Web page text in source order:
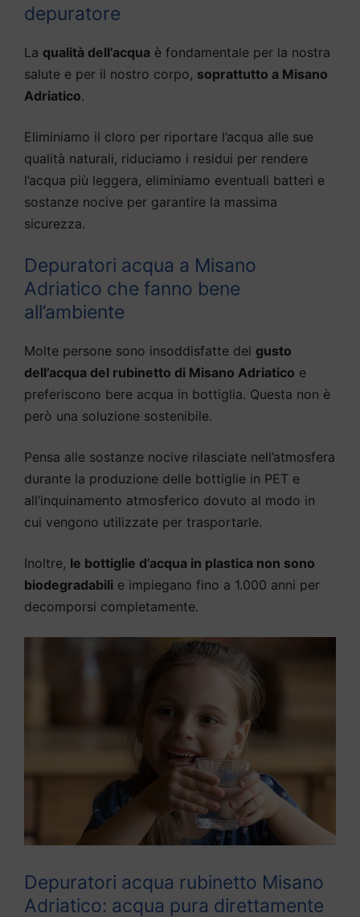
depuratore
La qualità dell’acqua è fondamentale per la nostra
salute e per il nostro corpo, soprattutto a Misano
Adriatico.
Eliminiamo il cloro per riportare l’acqua alle sue
qualità naturali, riduciamo i residui per rendere
l’acqua più leggera, eliminiamo eventuali batteri e
sostanze nocive per garantire la massima
sicurezza.
Depuratori acqua a Misano
Adriatico che fanno bene
all’ambiente
Molte persone sono insoddisfatte del gusto
dell’acqua del rubinetto di Misano Adriatico e
preferiscono bere acqua in bottiglia. Questa non è
però una soluzione sostenibile.
Pensa alle sostanze nocive rilasciate nell’atmosfera
durante la produzione delle bottiglie in PET e
all’inquinamento atmosferico dovuto al modo in
cui vengono utilizzate per trasportarle.
Inoltre, le bottiglie d’acqua in plastica non sono
biodegradabili e impiegano fino a 1.000 anni per
decomporsi completamente.
Depuratori acqua rubinetto Misano
Adriatico: acqua pura direttamente